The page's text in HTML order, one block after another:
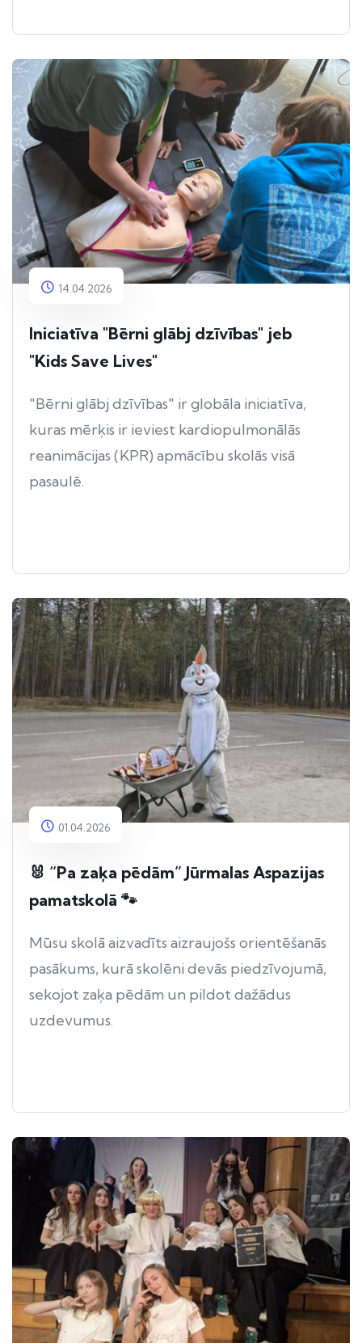
14.04.2026
Iniciatīva "Bērni glābj dzīvības" jeb
"Kids Save Lives"
"Bērni glābj dzīvības" ir globāla iniciatīva,
kuras mērķis ir ieviest kardiopulmonālās
reanimācijas (KPR) apmācību skolās visā
pasaulē.
01.04.2026
🐰 “Pa zaķa pēdām” Jūrmalas Aspazijas
pamatskolā 🐾
Mūsu skolā aizvadīts aizraujošs orientēšanās
pasākums, kurā skolēni devās piedzīvojumā,
sekojot zaķa pēdām un pildot dažādus
uzdevumus.